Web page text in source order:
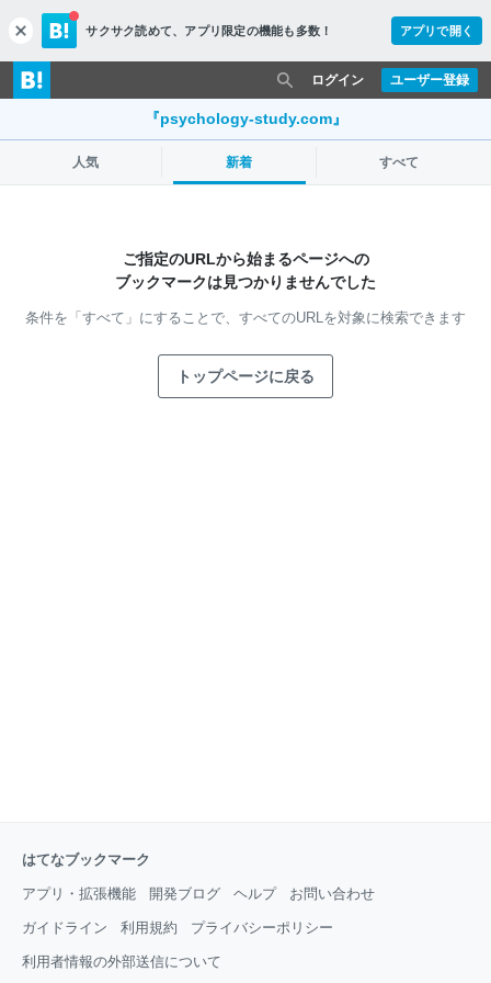
c
l
o
s
サクサク読めて、 アプリ限定の機能も多数！ アプリで開く
ユーザー登録
ログイン
『psychology-study.com』
人気 新着 すべて
ご指定のURLから始まるページへの
ブックマークは見つかりませんでした
条件を「すべて」にすることで、 すべてのURLを対象に検索できます
トップページに戻る
はてなブックマーク
アプリ・拡張機能 開発ブログ ヘルプ お問い合わせ
ガイドライン 利用規約 プライバシーポリシー
利用者情報の外部送信について